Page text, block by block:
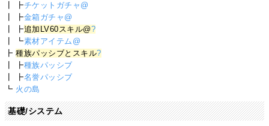
┃ ┣チケットガチャ@
┃ ┣金箱ガチャ@
┃ ┣追加LV60スキル@?
┃ ┗素材アイテム@
┣種族パッシブとスキル?
┃ ┣種族パッシブ
┃ ┣名誉パッシブ
┗ 火の島
基礎/システム